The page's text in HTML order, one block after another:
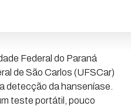
Federal do Paraná
de São Carlos (UFSCar)
detecção da hanseníase.
teste portátil, pouco